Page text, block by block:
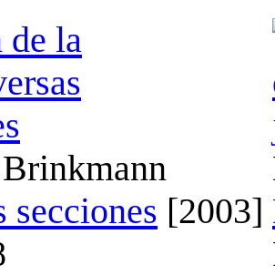
secciones [2003]